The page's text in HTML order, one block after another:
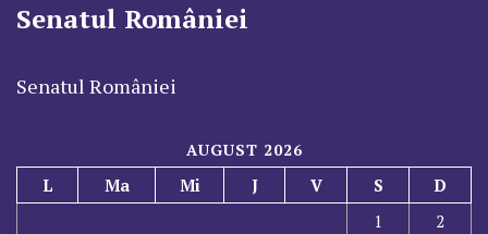
Senatul României
Senatul României
AUGUST 2026
L Ma Mi J V S
D
1
2